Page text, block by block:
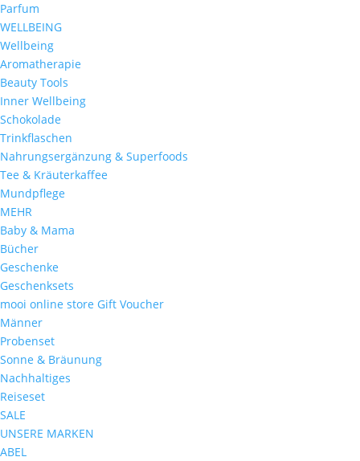
Parfum
WELLBEING
Wellbeing
Aromatherapie
Beauty Tools
Inner Wellbeing
Schokolade
Trinkflaschen
Nahrungsergänzung & Superfoods
Tee & Kräuterkaffee
Mundpflege
MEHR
Baby & Mama
Bücher
Geschenke
Geschenksets
mooi online store Gift Voucher
Männer
Probenset
Sonne & Bräunung
Nachhaltiges
Reiseset
SALE
UNSERE MARKEN
ABEL